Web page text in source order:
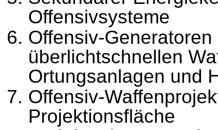
Offensivsysteme
Offensiv-
überlichtschnellen
Ortungsanlagen und
Offensiv-
Projektionsfläche